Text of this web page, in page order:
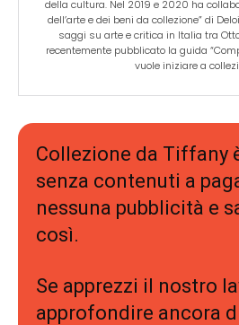
della cultura. Nel 2019 e 2020 ha
dell’arte e dei beni da collezione” di
saggi su arte e critica in Italia tra
recentemente pubblicato la guida
vuole iniziare a
Collezione da Tiffany
senza contenuti a
nessuna pubblicità e
così.
Se apprezzi il nostro
approfondire ancora